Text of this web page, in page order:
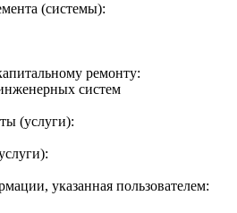
(системы):
ремонту:
систем
(услуги):
указанная пользователем: